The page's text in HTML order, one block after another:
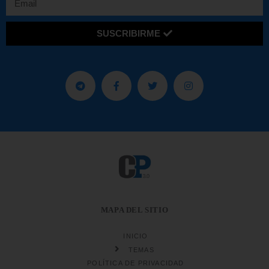
SUSCRIBIRME
MAPA DEL SITIO
INICIO
TEMAS
POLÍTICA DE PRIVACIDAD